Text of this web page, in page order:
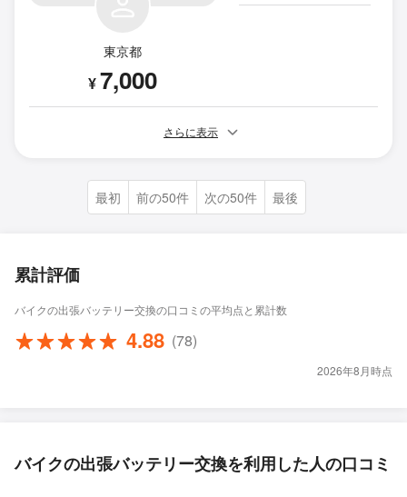
東京都
¥7,000
さらに表示
最初 前の50件 次の50件 最後
累計評価
バイクの出張バッテリー交換の口コミの平均点と累計数
4.88 (78)
2026年8月時点
バイクの出張バッテリー交換を利用した人の口コミ